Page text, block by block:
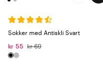
Sokker med Antiskli Svart
kr 55 kr 69